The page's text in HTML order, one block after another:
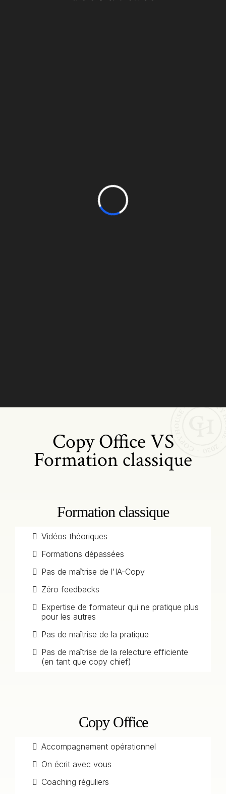
Copy Office VS
Formation classique
Formation classique
Vidéos théoriques
Formations dépassées
Pas de maîtrise de l'IA-Copy
Zéro feedbacks
Expertise de formateur qui ne pratique plus
pour les autres
Pas de maîtrise de la pratique
Pas de maîtrise de la relecture efficiente
(en tant que copy chief)
Copy Office
Accompagnement opérationnel
On écrit avec vous
Coaching réguliers